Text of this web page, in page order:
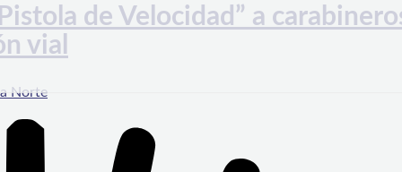
de Velocidad” a
vial
Norte